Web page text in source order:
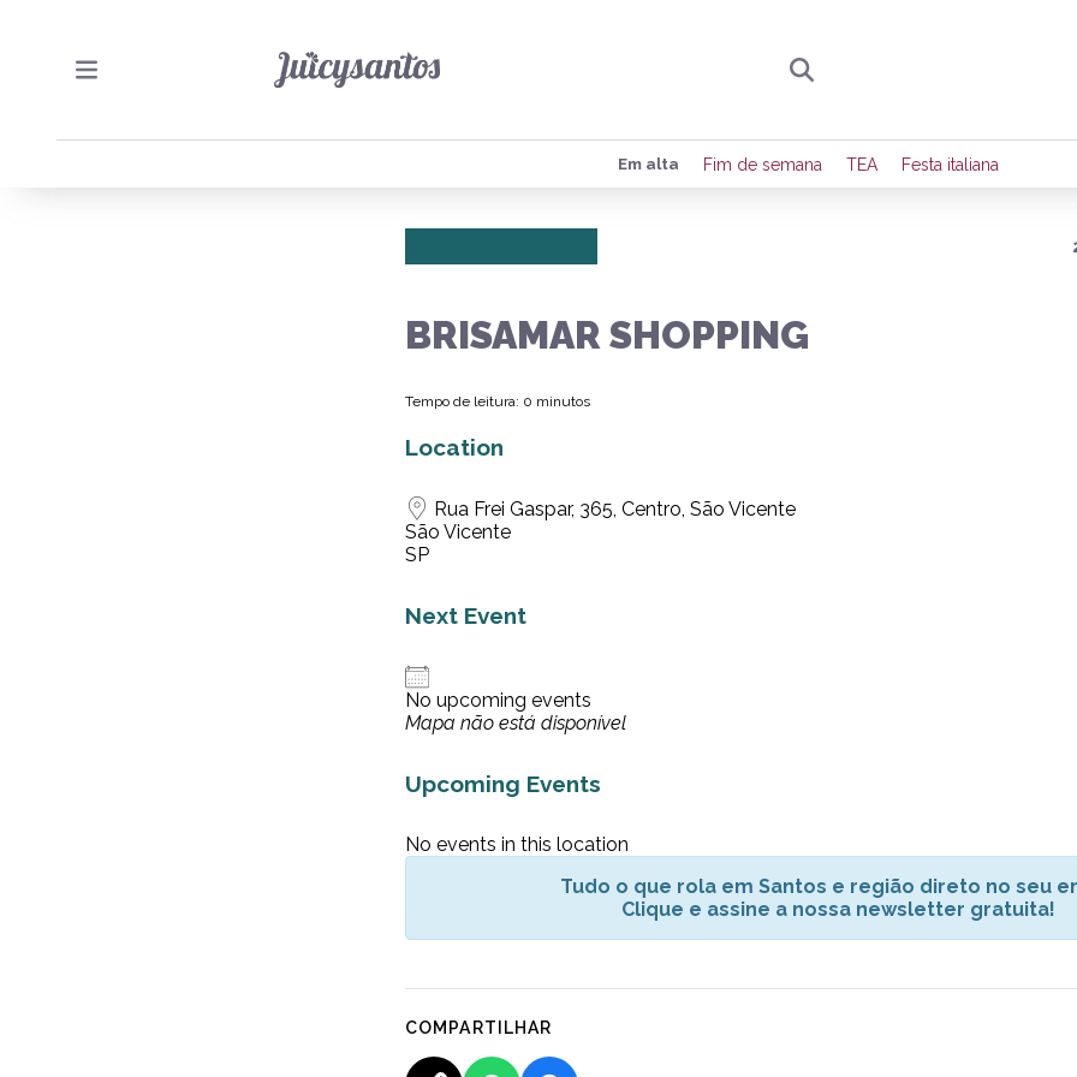
Preencha seus dados para receber toda
de eventos e notícias da região.
Em alta Fim de semana TEA Festa italiana
BRISAMAR SHOPPING
Tempo de leitura: 0 minutos
Location
Rua Frei Gaspar, 365, Centro, São Vicente
São Vicente
SP
Next Event
No upcoming events
Mapa não está disponível
Upcoming Events
No events in this location
Tudo o que rola em Santos e região direto no seu
Clique e assine a nossa newsletter gratuita!
COMPARTILHAR